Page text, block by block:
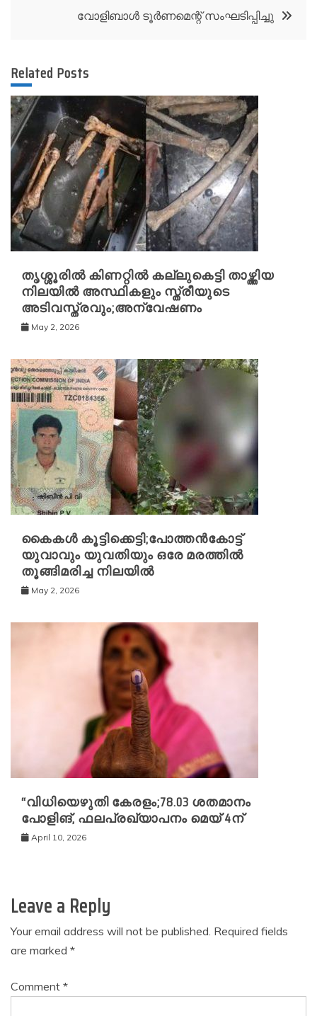
വോളിബാൾ ടൂർണമെന്റ് സംഘടിപ്പിച്ചു
Related Posts
തൃശ്ശൂരിൽ കിണറ്റിൽ കല്ലുകെട്ടി താഴ്ത്തിയ
നിലയിൽ അസ്ഥികളും സ്ത്രീയുടെ
അടിവസ്ത്രവും;അന്വേഷണം
May 2, 2026
കൈകൾ കൂട്ടിക്കെട്ടി;പോത്തൻകോട്ട്
യുവാവും യുവതിയും ഒരേ മരത്തിൽ
തൂങ്ങിമരിച്ച നിലയിൽ
May 2, 2026
“വിധിയെഴുതി കേരളം;78.03 ശതമാനം
പോളിങ്, ഫലപ്രഖ്യാപനം മെയ് 4ന്
April 10, 2026
Leave a Reply
Your email address will not be published. Required fields
are marked *
Comment *